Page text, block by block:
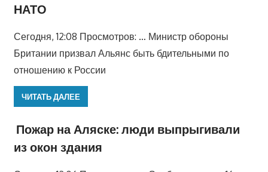
НАТО
Сегодня, 12:08 Просмотров: … Министр обороны
Британии призвал Альянс быть бдительными по
отношению к России
ЧИТАТЬ ДАЛЕЕ
Пожар на Аляске: люди выпрыгивали
из окон здания